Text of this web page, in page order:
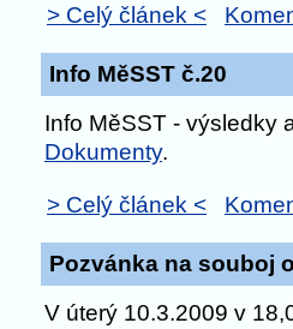
> Celý článek <
Info MěSST č.20
Info MěSST - výsledky
Dokumenty.
> Celý článek <
Pozvánka na souboj
V úterý 10.3.2009 v